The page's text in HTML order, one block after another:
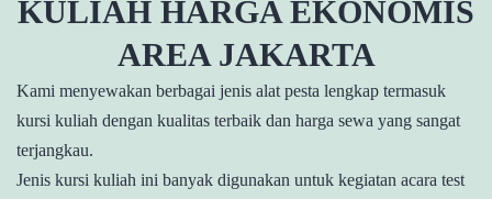
KULIAH HARGA EKONOMIS
AREA JAKARTA
Kami menyewakan berbagai jenis alat pesta lengkap termasuk
kursi kuliah dengan kualitas terbaik dan harga sewa yang sangat
terjangkau.
Jenis kursi kuliah ini banyak digunakan untuk kegiatan acara test